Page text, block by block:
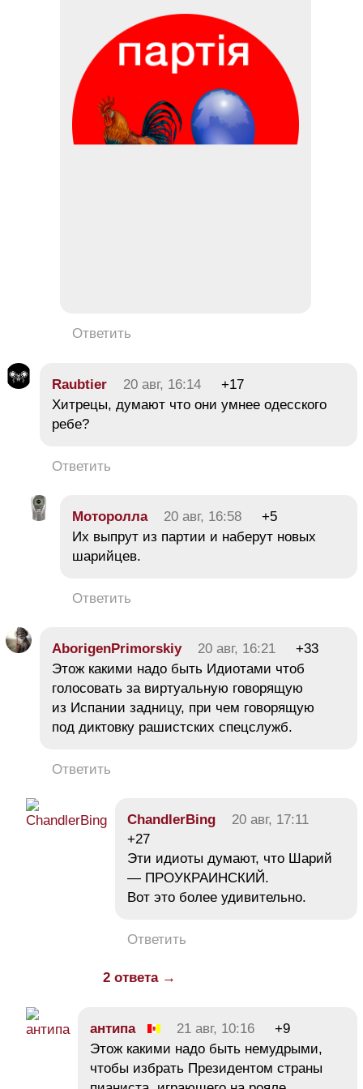
Ответить
Raubtier 20 авг, 16:14
+17
Хитрецы, думают что они умнее одесского
ребе?
Ответить
Moтoроллa 20 авг, 16:58
+5
Их выпрут из партии и наберут новых
шарийцев.
Ответить
AborigenPrimorskiy 20 авг, 16:21
+33
Этож какими надо быть Идиотами чтоб
голосовать за виртуальную говорящую
из Испании задницу, при чем говорящую
под диктовку рашистских спецслужб.
Ответить
ChandlerBing
20 авг, 17:11
+27
Эти идиоты думают, что Шарий
— ПРОУКРАИНСКИЙ.
Вот это более удивительно.
Ответить
2 ответа →
антипа 21 авг, 10:16
+9
Этож какими надо быть немудрыми,
чтобы избрать Президентом страны